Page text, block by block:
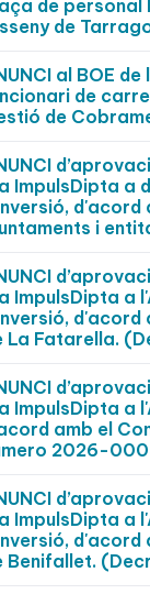
de personal
de
al BOE
de
de
ImpulsDipta a
d'acord
i
ImpulsDipta a
d'acord
La Fatarella.
ImpulsDipta a
amb el
2026-
ImpulsDipta a
d'acord
Benifallet.